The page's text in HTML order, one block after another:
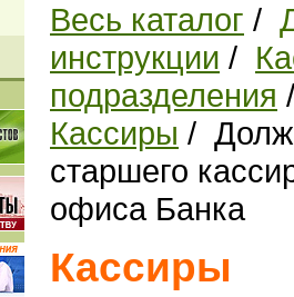
Весь каталог /
инструкции /
подразделения
Кассиры /
старшего
офиса Банка
Кассиры